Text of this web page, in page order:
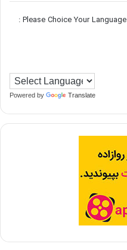
Powered by Translate